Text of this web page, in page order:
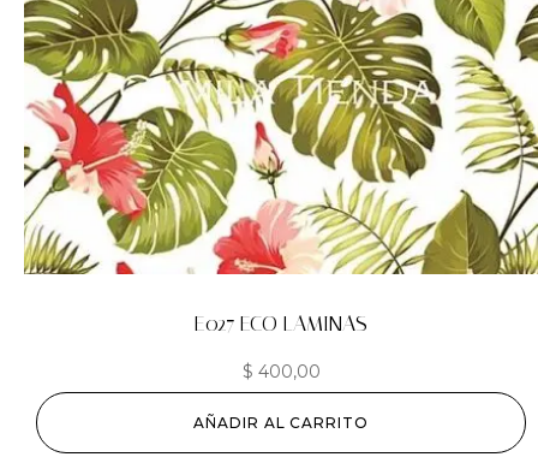
E027 ECO LAMINAS
$ 400,00
AÑADIR AL CARRITO